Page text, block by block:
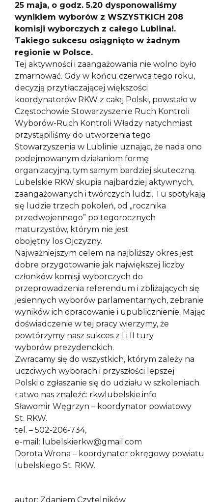
25 maja, o godz. 5.20 dysponowaliśmy
wynikiem wyborów z WSZYSTKICH 208
komisji wyborczych z całego Lublina!.
Takiego sukcesu osiągnięto w żadnym
regionie w Polsce.
Tej aktywności i zaangażowania nie wolno było
zmarnować. Gdy w końcu czerwca tego roku,
decyzją przytłaczającej większości
koordynatorów RKW z całej Polski, powstało w
Częstochowie Stowarzyszenie Ruch Kontroli
Wyborów-Ruch Kontroli Władzy natychmiast
przystąpiliśmy do utworzenia tego
Stowarzyszenia w Lublinie uznając, że nada ono
podejmowanym działaniom formę
organizacyjną, tym samym bardziej skuteczną.
Lubelskie RKW skupia najbardziej aktywnych,
zaangażowanych i twórczych ludzi. Tu spotykają
się ludzie trzech pokoleń, od „rocznika
przedwojennego” po tegorocznych
maturzystów, którym nie jest
obojętny los Ojczyzny.
Najważniejszym celem na najbliższy okres jest
dobre przygotowanie jak największej liczby
członków komisji wyborczych do
przeprowadzenia referendum i zbliżających się
jesiennych wyborów parlamentarnych, zebranie
wyników ich opracowanie i upublicznienie. Mając
doświadczenie w tej pracy wierzymy, że
powtórzymy nasz sukces z I i II tury
wyborów prezydenckich.
Zwracamy się do wszystkich, którym zależy na
uczciwych wyborach i przyszłości lepszej
Polski o zgłaszanie się do udziału w szkoleniach.
Łatwo nas znaleźć: rkwlubelskie.info
Sławomir Węgrzyn – koordynator powiatowy
St. RKW.
tel. – 502-206-734,
e-mail: lubelskierkw@gmail.com
Dorota Wrona – koordynator okręgowy powiatu
lubelskiego St. RKW.
autor: Zdaniem Czytelników